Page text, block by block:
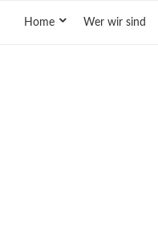
Home Wer wir sind